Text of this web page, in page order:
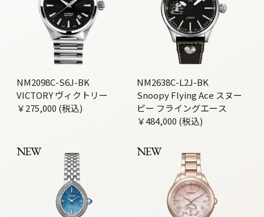
NM2098C-S6J-BK
VICTORY ヴィクトリー
￥275,000 (税込)
NM2638C-L2J-BK
Snoopy Flying Ace スヌー
ピー フライングエース
￥484,000 (税込)
NEW NEW